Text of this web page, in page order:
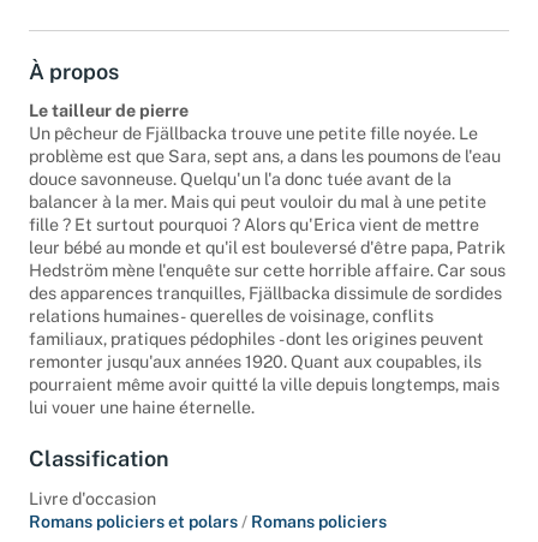
À propos
Le tailleur de pierre
Un pêcheur de Fjällbacka trouve une petite fille noyée. Le
problème est que Sara, sept ans, a dans les poumons de l'eau
douce savonneuse. Quelqu'un l'a donc tuée avant de la
balancer à la mer. Mais qui peut vouloir du mal à une petite
fille ? Et surtout pourquoi ? Alors qu'Erica vient de mettre
leur bébé au monde et qu'il est bouleversé d'être papa, Patrik
Hedström mène l'enquête sur cette horrible affaire. Car sous
des apparences tranquilles, Fjällbacka dissimule de sordides
relations humaines - querelles de voisinage, conflits
familiaux, pratiques pédophiles - dont les origines peuvent
remonter jusqu'aux années 1920. Quant aux coupables, ils
pourraient même avoir quitté la ville depuis longtemps, mais
lui vouer une haine éternelle.
Classification
Livre d'occasion
Romans policiers et polars / Romans policiers